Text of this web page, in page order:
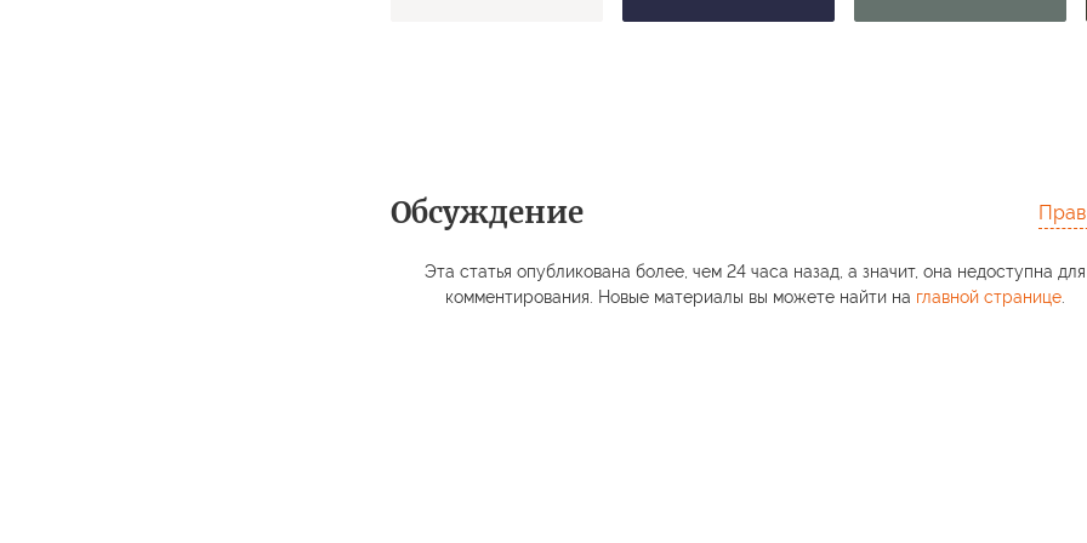
Обсуждение
Эта статья опубликована более, чем 24 часа назад, а значит, она недоступна для
комментирования. Новые материалы вы можете найти на главной странице.